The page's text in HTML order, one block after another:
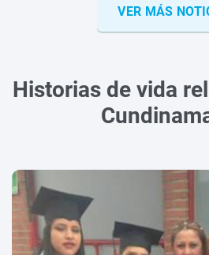
VER MÁS
Historias de vida